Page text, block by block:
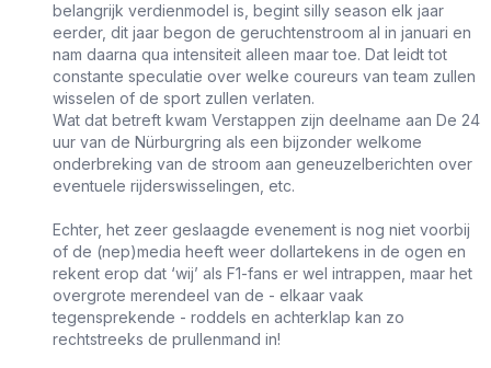
belangrijk verdienmodel is, begint silly season elk jaar
eerder, dit jaar begon de geruchtenstroom al in januari en
nam daarna qua intensiteit alleen maar toe. Dat leidt tot
constante speculatie over welke coureurs van team zullen
wisselen of de sport zullen verlaten.
Wat dat betreft kwam Verstappen zijn deelname aan De 24
uur van de Nürburgring als een bijzonder welkome
onderbreking van de stroom aan geneuzelberichten over
eventuele rijderswisselingen, etc.
Echter, het zeer geslaagde evenement is nog niet voorbij
of de (nep)media heeft weer dollartekens in de ogen en
rekent erop dat ‘wij’ als F1-fans er wel intrappen, maar het
overgrote merendeel van de - elkaar vaak
tegensprekende - roddels en achterklap kan zo
rechtstreeks de prullenmand in!